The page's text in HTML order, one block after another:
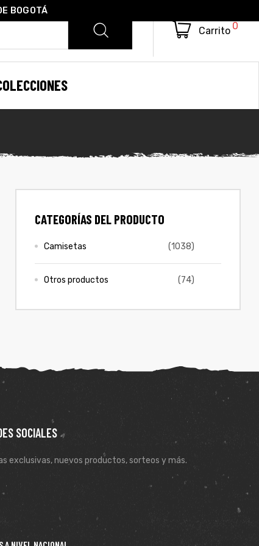
BOGOTÁ
Carrito 0
CATEGORÍAS DEL PRODUCTO
Camisetas (1038)
Otros productos (74)
SOCIALES
exclusivas, nuevos productos, sorteos y más.